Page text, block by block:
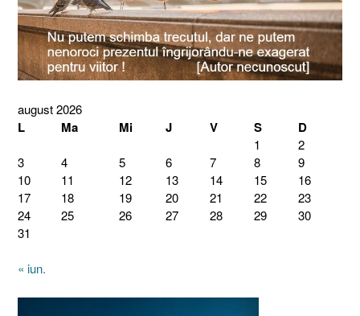
august 2026
L Ma Mi J V S D
1
2
3
4 5 6 7 8
9
10
11 12 13 14 15
16
17
18 19 20 21 22
23
24
25 26 27 28 29
30
31
« iun.